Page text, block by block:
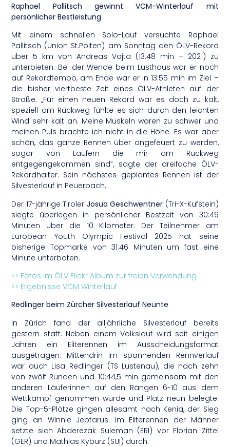
Raphael Pallitsch gewinnt VCM-Winterlauf mit
persönlicher Bestleistung
Mit einem schnellen Solo-Lauf versuchte Raphael
Pallitsch (Union St.Pölten) am Sonntag den ÖLV-Rekord
über 5 km von Andreas Vojta (13:48 min – 2021) zu
unterbieten. Bei der Wende beim Lusthaus war er noch
auf Rekordtempo, am Ende war er in 13:55 min im Ziel –
die bisher viertbeste Zeit eines ÖLV-Athleten auf der
Straße. „Für einen neuen Rekord war es doch zu kalt,
speziell am Rückweg fühlte es sich durch den leichten
Wind sehr kalt an. Meine Muskeln waren zu schwer und
meinen Puls brachte ich nicht in die Höhe. Es war aber
schön, das ganze Rennen über angefeuert zu werden,
sogar von Läufern die mir am Rückweg
entgegengekommen sind“, sagte der dreifache ÖLV-
Rekordhalter. Sein nächstes geplantes Rennen ist der
Silvesterlauf in Peuerbach.
Der 17-jährige Tiroler Josua Geschwentner (Tri-X-Kufstein)
siegte überlegen in persönlicher Bestzeit von 30:49
Minuten über die 10 Kilometer. Der Teilnehmer am
European Youth Olympic Festival 2025 hat seine
bisherige Topmarke von 31:46 Minuten um fast eine
Minute unterboten.
>> Fotos im ÖLV Flickr Album zur freien Verwendung
>> Ergebnisse VCM Winterlauf
Redlinger beim Zürcher Silvesterlauf Neunte
In Zürich fand der alljährliche Silvesterlauf bereits
gestern statt. Neben einem Volkslauf wird seit einigen
Jahren ein Eliterennen im Ausscheidungsformat
ausgetragen. Mittendrin im spannenden Rennverlauf
war auch Lisa Redlinger (TS Lustenau), die nach zehn
von zwölf Runden und 10:44,5 min gemeinsam mit den
anderen Läuferinnen auf den Rängen 6-10 aus dem
Wettkampf genommen wurde und Platz neun belegte.
Die Top-5-Plätze gingen allesamt nach Kenia, der Sieg
ging an Winnie Jeptarus. Im Eliterennen der Männer
setzte sich Abderezak Suleman (ERI) vor Florian Zittel
(GER) und Mathias Kyburz (SUI) durch.